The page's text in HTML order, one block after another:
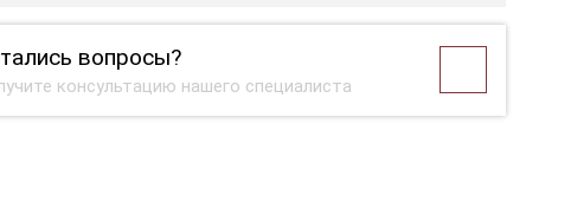
вопросы?
консультацию нашего специалиста